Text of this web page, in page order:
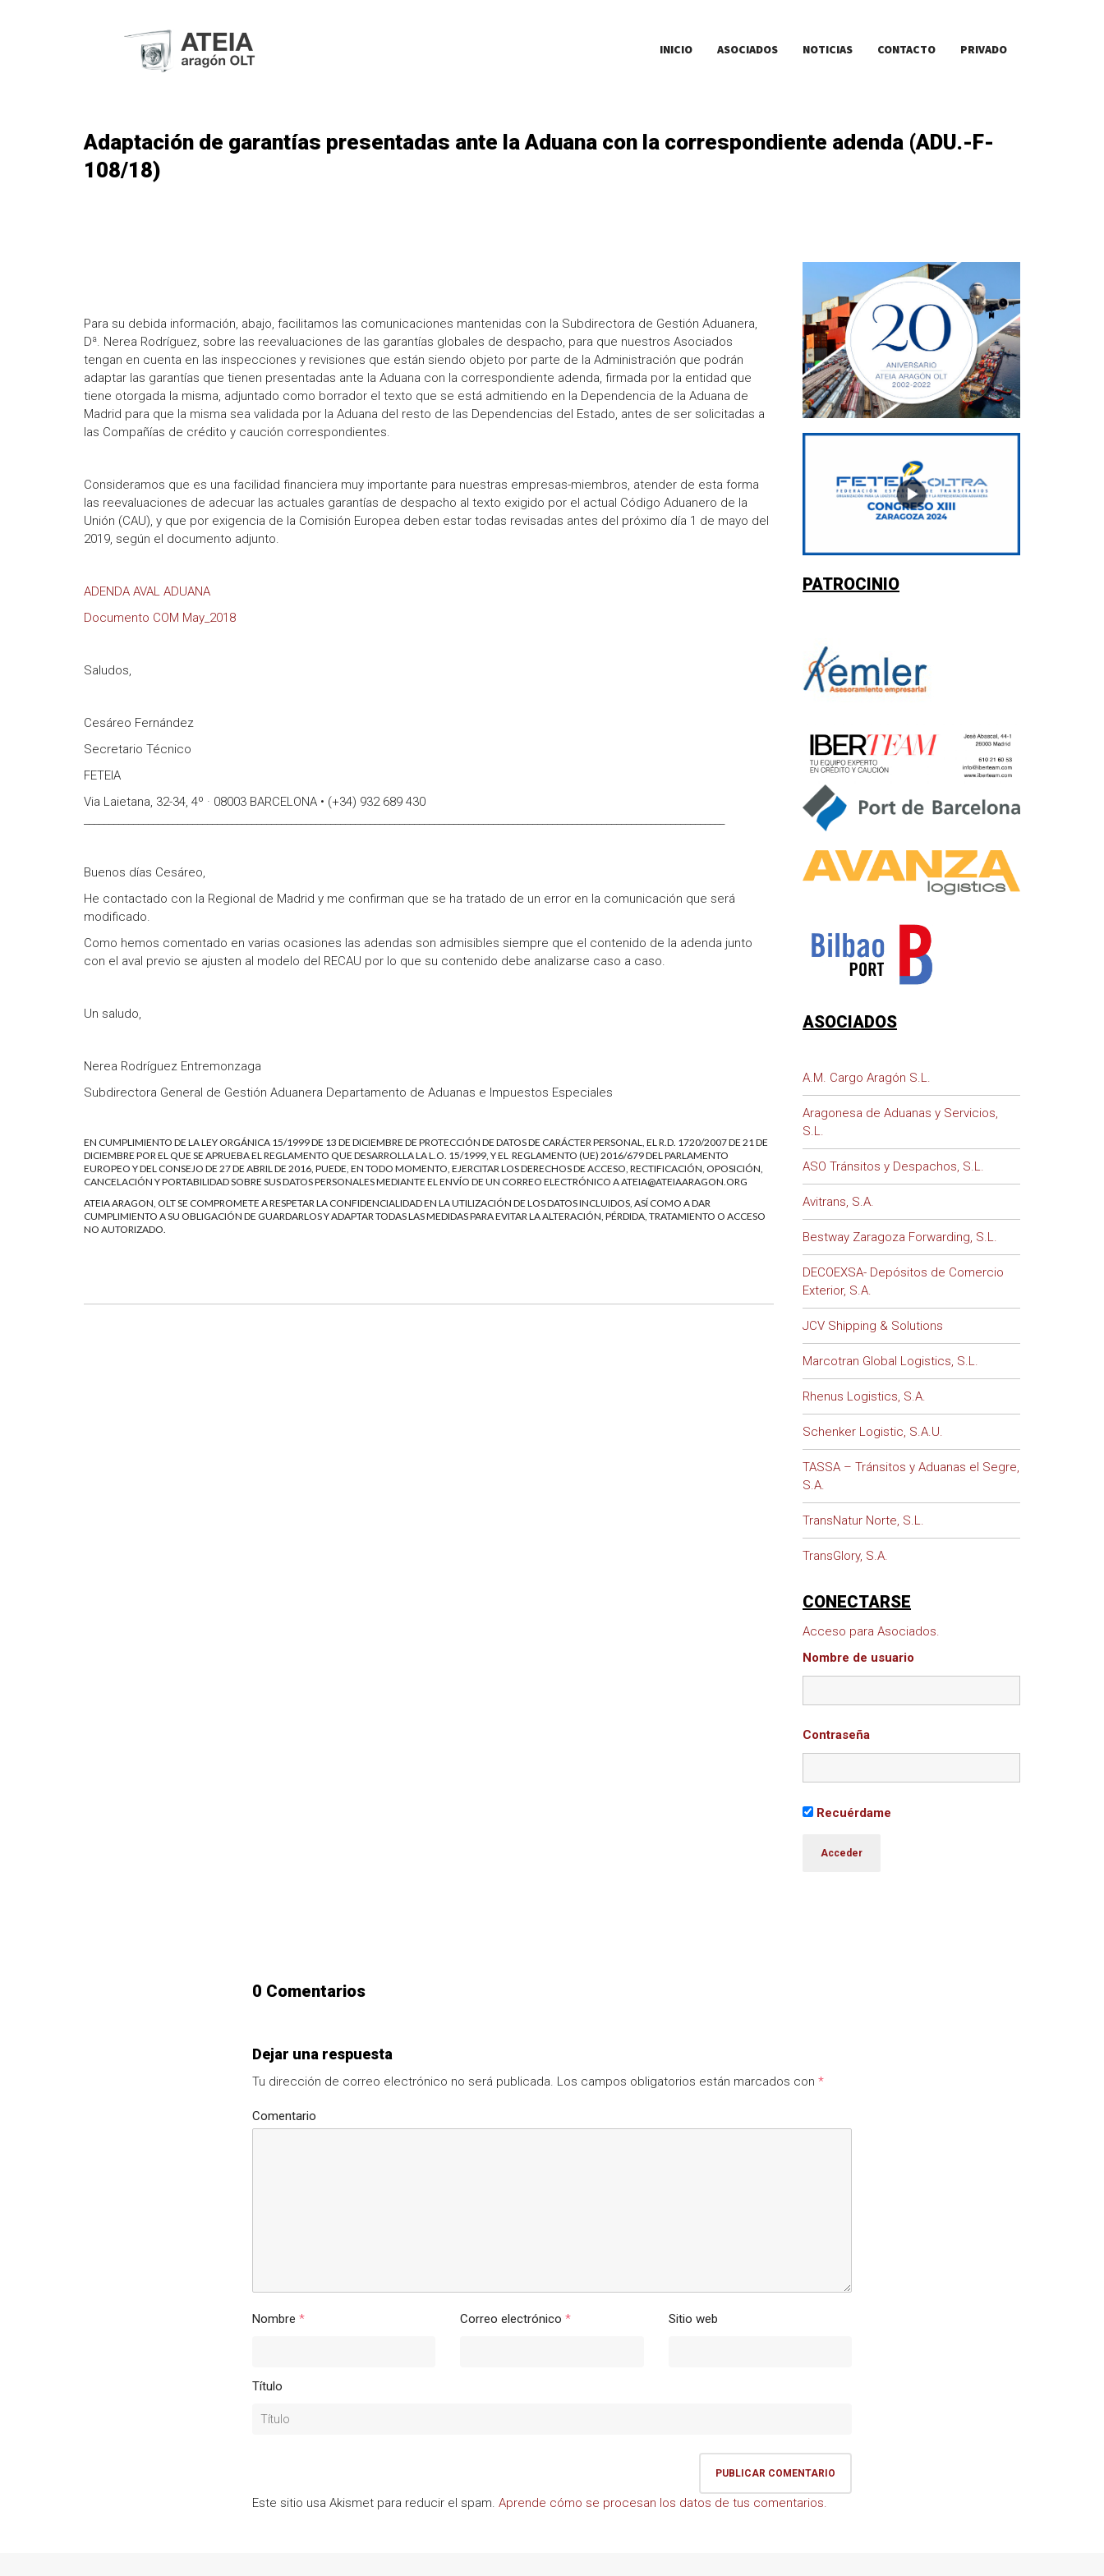
INICIO ASOCIADOS NOTICIAS CONTACTO PRIVADO
Adaptación de garantías presentadas ante la Aduana con la correspondiente adenda (ADU.-F-
108/18)
Para su debida información, abajo, facilitamos las comunicaciones mantenidas con la Subdirectora de Gestión Aduanera,
Dª. Nerea Rodríguez, sobre las reevaluaciones de las garantías globales de despacho, para que nuestros Asociados
tengan en cuenta en las inspecciones y revisiones que están siendo objeto por parte de la Administración que podrán
adaptar las garantías que tienen presentadas ante la Aduana con la correspondiente adenda, firmada por la entidad que
tiene otorgada la misma, adjuntado como borrador el texto que se está admitiendo en la Dependencia de la Aduana de
Madrid para que la misma sea validada por la Aduana del resto de las Dependencias del Estado, antes de ser solicitadas a
las Compañías de crédito y caución correspondientes.
Consideramos que es una facilidad financiera muy importante para nuestras empresas-miembros, atender de esta forma
las reevaluaciones de adecuar las actuales garantías de despacho al texto exigido por el actual Código Aduanero de la
Unión (CAU), y que por exigencia de la Comisión Europea deben estar todas revisadas antes del próximo día 1 de mayo del
2019, según el documento adjunto.
ADENDA AVAL ADUANA
Documento COM May_2018
Saludos,
Cesáreo Fernández
Secretario Técnico
FETEIA
Via Laietana, 32-34, 4º · 08003 BARCELONA • (+34) 932 689 430
Buenos días Cesáreo,
He contactado con la Regional de Madrid y me confirman que se ha tratado de un error en la comunicación que será
modificado.
Como hemos comentado en varias ocasiones las adendas son admisibles siempre que el contenido de la adenda junto
con el aval previo se ajusten al modelo del RECAU por lo que su contenido debe analizarse caso a caso.
Un saludo,
Nerea Rodríguez Entremonzaga
Subdirectora General de Gestión Aduanera Departamento de Aduanas e Impuestos Especiales
EN CUMPLIMIENTO DE LA LEY ORGÁNICA 15/1999 DE 13 DE DICIEMBRE DE PROTECCIÓN DE DATOS DE CARÁCTER PERSONAL, EL R.D. 1720/2007 DE 21 DE
DICIEMBRE POR EL QUE SE APRUEBA EL REGLAMENTO QUE DESARROLLA LA L.O. 15/1999, Y EL REGLAMENTO (UE) 2016/679 DEL PARLAMENTO
EUROPEO Y DEL CONSEJO DE 27 DE ABRIL DE 2016, PUEDE, EN TODO MOMENTO, EJERCITAR LOS DERECHOS DE ACCESO, RECTIFICACIÓN, OPOSICIÓN,
CANCELACIÓN Y PORTABILIDAD SOBRE SUS DATOS PERSONALES MEDIANTE EL ENVÍO DE UN CORREO ELECTRÓNICO AATEIA@ATEIAARAGON.ORG
ATEIA ARAGON, OLT SE COMPROMETE A RESPETAR LA CONFIDENCIALIDAD EN LA UTILIZACIÓN DE LOS DATOS INCLUIDOS, ASÍ COMO A DAR
CUMPLIMIENTO A SU OBLIGACIÓN DE GUARDARLOS Y ADAPTAR TODAS LAS MEDIDAS PARA EVITAR LA ALTERACIÓN, PÉRDIDA, TRATAMIENTO O ACCESO
NO AUTORIZADO.
PATROCINIO
ASOCIADOS
A.M. Cargo Aragón S.L.
Aragonesa de Aduanas y Servicios,
S.L.
ASO Tránsitos y Despachos, S.L.
Avitrans, S.A.
Bestway Zaragoza Forwarding, S.L.
DECOEXSA- Depósitos de Comercio
Exterior, S.A.
JCV Shipping & Solutions
Marcotran Global Logistics, S.L.
Rhenus Logistics, S.A.
Schenker Logistic, S.A.U.
TASSA – Tránsitos y Aduanas el Segre,
S.A.
TransNatur Norte, S.L.
TransGlory, S.A.
CONECTARSE
Acceso para Asociados.
Nombre de usuario
Contraseña
Recuérdame
0 Comentarios
Dejar una respuesta
Tu dirección de correo electrónico no será publicada. Los campos obligatorios están marcados con *
Comentario
Nombre * Correo electrónico * Sitio web
Título
Este sitio usa Akismet para reducir el spam. Aprende cómo se procesan los datos de tus comentarios.